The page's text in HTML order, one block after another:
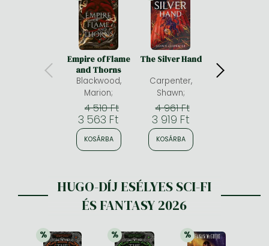
Empire of Flame
and Thorns
Blackwood,
Marion;
4 510 Ft
3 563 Ft
KOSÁRBA
The Silver Hand
Carpenter,
Shawn;
4 961 Ft
3 919 Ft
KOSÁRBA
Magic: A
HUGO-DÍJ ESÉLYES SCI-FI
ÉS FANTASY 2026
21%
% kedvezmény 21%
% kedvezmény 21%
% kedvezmény